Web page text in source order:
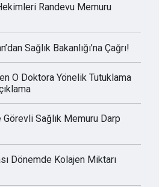
Randevu Memuru
Sağlık Bakanlığı’na Çağrı!
O Doktora Yönelik Tutuklama
Görevli Sağlık Memuru Darp
Dönemde Kolajen Miktarı